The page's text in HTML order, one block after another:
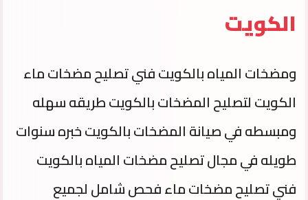
الكويت
ومضخات المياه بالكويت فني تصليح مضخات ماء
الكويت لتصليح المضخات بالكويت طريقه سهله
ومبسطه في صيانة المضخات بالكويت خبره سنوات
طويله في مجال تصليح مضخات المياه بالكويت
فني تصليح مضخات ماء فحص شامل لجميع